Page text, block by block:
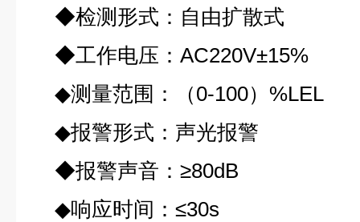
◆检测形式：自由扩散式
◆工作电压：AC220V±15%
◆测量范围：（0-100）%LEL
◆报警形式：声光报警
◆报警声音：≥80dB
◆响应时间：≤30s